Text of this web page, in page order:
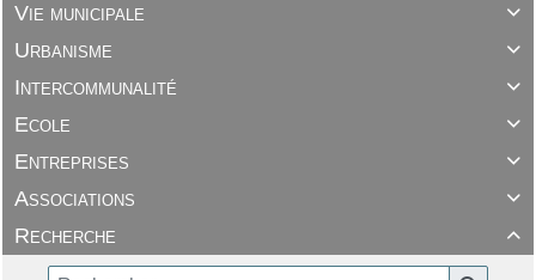

Vie municipale

Urbanisme

Intercommunalité

Ecole

Entreprises

Associations

Recherche